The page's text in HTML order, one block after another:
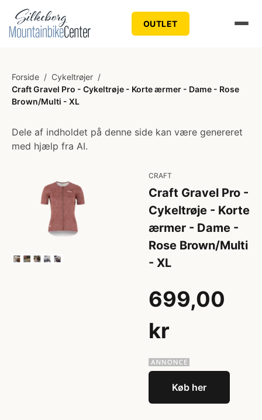
OUTLET
Forside / Cykeltrøjer /
Craft Gravel Pro - Cykeltrøje - Korte ærmer - Dame - Rose
Brown/Multi - XL
Dele af indholdet på denne side kan være genereret
med hjælp fra AI.
CRAFT
Craft Gravel Pro -
Cykeltrøje - Korte
ærmer - Dame -
Rose Brown/Multi
- XL
699,00
kr
Køb her